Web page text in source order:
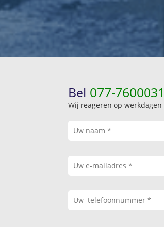
Bel 077-7600031
Wij reageren op werkdagen